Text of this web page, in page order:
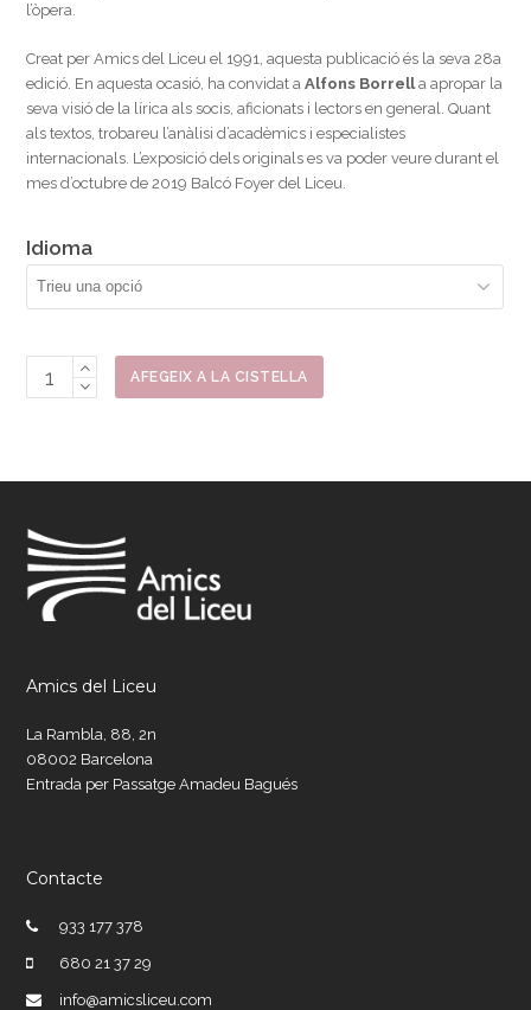
l’òpera.
Creat per Amics del Liceu el 1991, aquesta publicació és la seva 28a
edició. En aquesta ocasió, ha convidat aAlfons Borrella apropar la
seva visió de la lírica als socis, aficionats i lectors en general. Quant
als textos, trobareu l’anàlisi d’acadèmics i especialistes
internacionals. L’exposició dels originals es va poder veure durant el
mes d’octubre de 2019 Balcó Foyer del Liceu.
Idioma
quantitat
AFEGEIX A LA CISTELLA
Amics del Liceu
La Rambla, 88, 2n
08002 Barcelona
Entrada per Passatge Amadeu Bagués
Contacte
933 177 378
680 21 37 29
info@amicsliceu.com